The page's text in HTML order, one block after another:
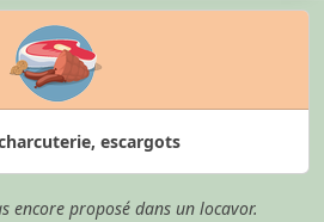
escargots
encore proposé dans un locavor.